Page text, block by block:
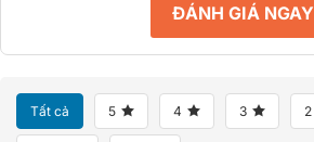
ĐÁNH GIÁ NGAY
Tất cả 5 4 3 2